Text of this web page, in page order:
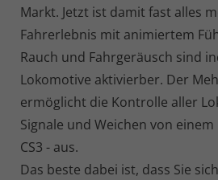
Markt. Jetzt ist damit fast alles
Fahrerlebnis mit animiertem
Rauch und Fahrgeräusch sind
Lokomotive aktivierber. Der
ermöglicht die Kontrolle aller
Signale und Weichen von
CS3 - aus.
Das beste dabei ist, dass Sie